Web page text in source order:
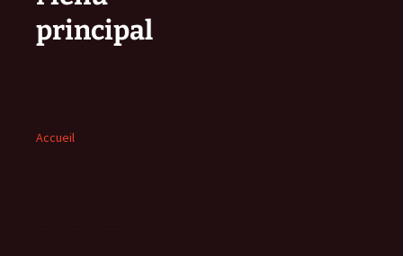
principal
Accueil